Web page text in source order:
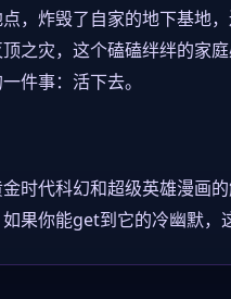
，炸毁了自家的地下基
之灾，这个磕磕绊绊的家
件事：活下去。
时代科幻和超级英雄漫画
果你能get到它的冷幽默，